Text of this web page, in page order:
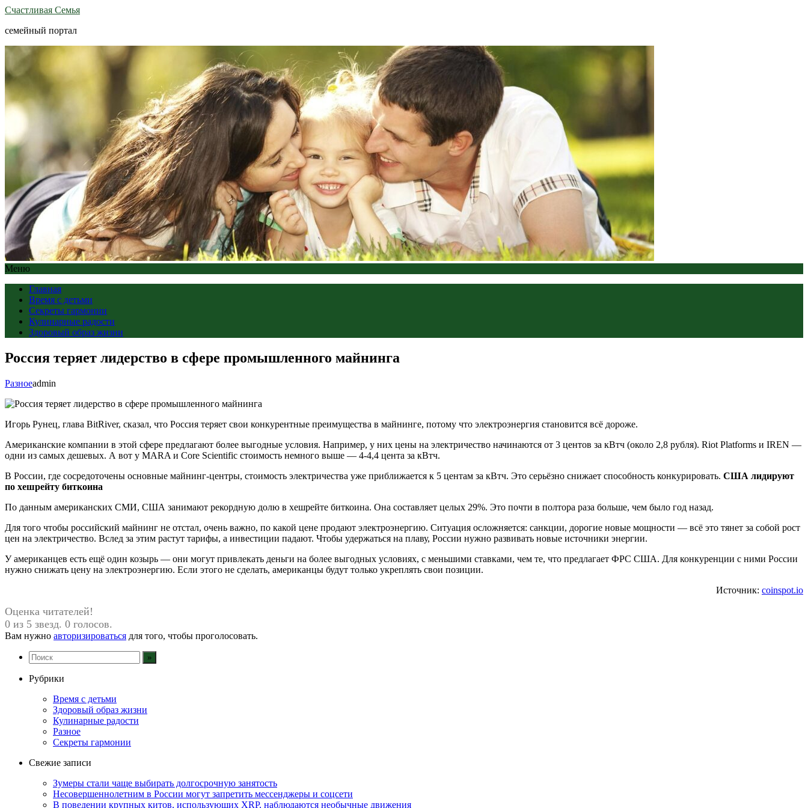
Счастливая Семья
семейный портал
Меню
Главная
Время с детьми
Секреты гармонии
Кулинарные радости
Здоровый образ жизни
Россия теряет лидерство в сфере промышленного майнинга
Разноеadmin
Игорь Рунец, глава BitRiver, сказал, что Россия теряет свои конкурентные преимущества в майнинге, потому что электроэнергия становится всё дороже.
Американские компании в этой сфере предлагают более выгодные условия. Например, у них цены на электричество начинаются от 3 центов за кВтч (около 2,8 рубля). Riot Platforms и IREN —
одни из самых дешевых. А вот у MARA и Core Scientific стоимость немного выше — 4-4,4 цента за кВтч.
В России, где сосредоточены основные майнинг-центры, стоимость электричества уже приближается к 5 центам за кВтч. Это серьёзно снижает способность конкурировать. США лидируют
по хешрейту биткоина
По данным американских СМИ, США занимают рекордную долю в хешрейте биткоина. Она составляет целых 29%. Это почти в полтора раза больше, чем было год назад.
Для того чтобы российский майнинг не отстал, очень важно, по какой цене продают электроэнергию. Ситуация осложняется: санкции, дорогие новые мощности — всё это тянет за собой рост
цен на электричество. Вслед за этим растут тарифы, а инвестиции падают. Чтобы удержаться на плаву, России нужно развивать новые источники энергии.
У американцев есть ещё один козырь — они могут привлекать деньги на более выгодных условиях, с меньшими ставками, чем те, что предлагает ФРС США. Для конкуренции с ними России
нужно снижать цену на электроэнергию. Если этого не сделать, американцы будут только укреплять свои позиции.
Источник: coinspot.io
Оценка читателей!
0 из 5 звезд. 0 голосов.
Вам нужно авторизироваться для того, чтобы проголосовать.
Рубрики
Время с детьми
Здоровый образ жизни
Кулинарные радости
Разное
Секреты гармонии
Свежие записи
Зумеры стали чаще выбирать долгосрочную занятость
Несовершеннолетним в России могут запретить мессенджеры и соцсети
В поведении крупных китов, использующих XRP, наблюдаются необычные движения